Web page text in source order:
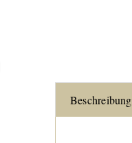
Beschreibung